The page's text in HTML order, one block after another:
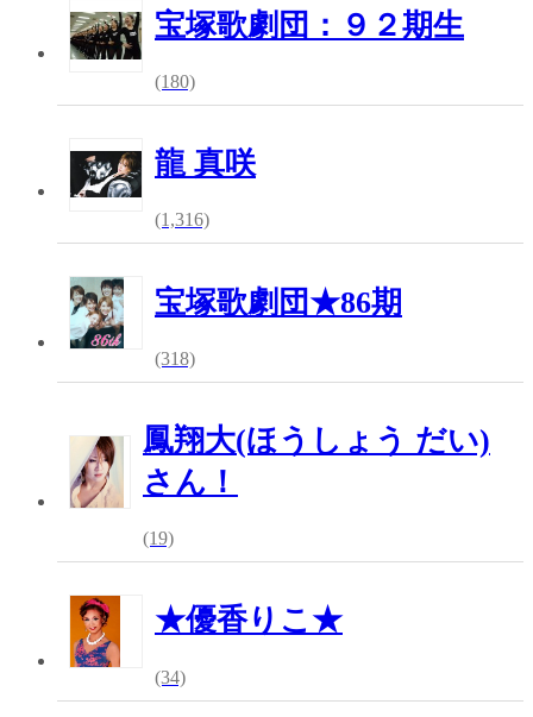
宝塚歌劇団：９２期生
(180)
龍 真咲
(1,316)
宝塚歌劇団★86期
(318)
鳳翔大(ほうしょう だい)
さん！
(19)
★優香りこ★
(34)